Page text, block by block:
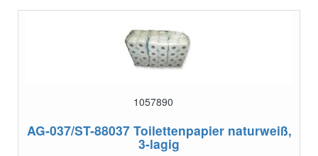
1057890
AG-037/ST-88037 Toilettenpapier naturweiß,
3-lagig